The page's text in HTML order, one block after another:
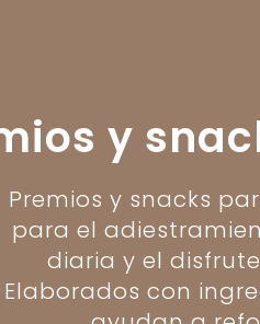
y
Premios y snacks
para el
diaria y el
Elaborados con